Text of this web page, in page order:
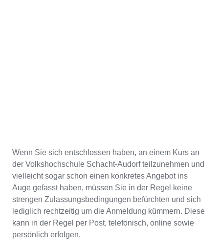
Wenn Sie sich entschlossen haben, an einem Kurs an
der Volkshochschule Schacht-Audorf teilzunehmen und
vielleicht sogar schon einen konkretes Angebot ins
Auge gefasst haben, müssen Sie in der Regel keine
strengen Zulassungsbedingungen befürchten und sich
lediglich rechtzeitig um die Anmeldung kümmern. Diese
kann in der Regel per Post, telefonisch, online sowie
persönlich erfolgen.